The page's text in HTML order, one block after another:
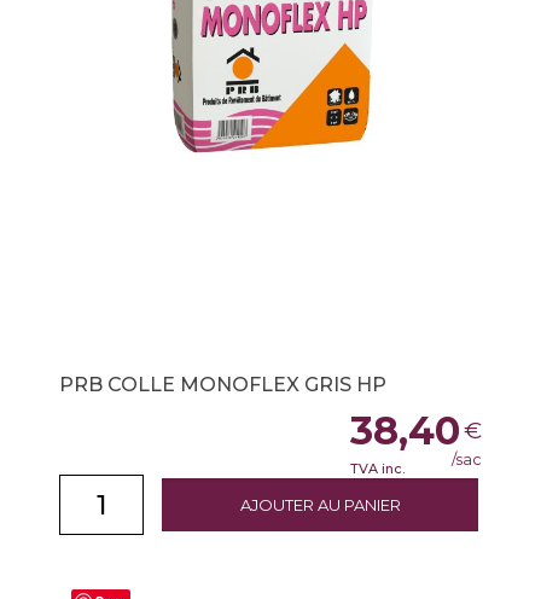
PRB COLLE MONOFLEX GRIS HP
AJOUTER AU PANIER
38,40€
TVA inc. /sac